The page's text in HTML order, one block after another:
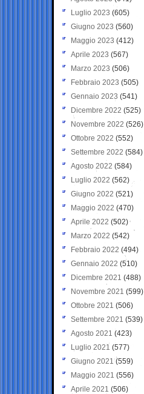
Luglio 2023 (605)
Giugno 2023 (560)
Maggio 2023 (412)
Aprile 2023 (567)
Marzo 2023 (506)
Febbraio 2023 (505)
Gennaio 2023 (541)
Dicembre 2022 (525)
Novembre 2022 (526)
Ottobre 2022 (552)
Settembre 2022 (584)
Agosto 2022 (584)
Luglio 2022 (562)
Giugno 2022 (521)
Maggio 2022 (470)
Aprile 2022 (502)
Marzo 2022 (542)
Febbraio 2022 (494)
Gennaio 2022 (510)
Dicembre 2021 (488)
Novembre 2021 (599)
Ottobre 2021 (506)
Settembre 2021 (539)
Agosto 2021 (423)
Luglio 2021 (577)
Giugno 2021(559)
Maggio 2021 (556)
Aprile 2021 (506)